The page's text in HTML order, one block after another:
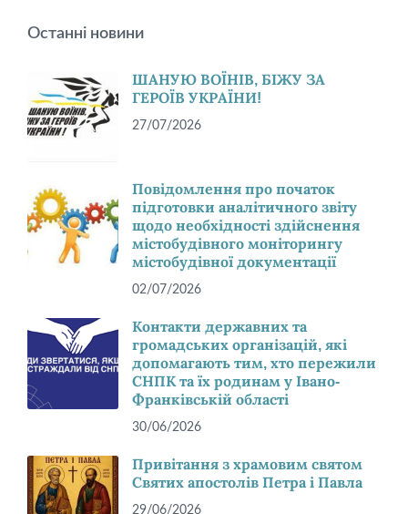
Останні новини
ШАНУЮ ВОЇНІВ, БІЖУ ЗА
ГЕРОЇВ УКРАЇНИ!
27/07/2026
Повідомлення про початок
підготовки аналітичного звіту
щодо необхідності здійснення
містобудівного моніторингу
містобудівної документації
02/07/2026
Контакти державних та
громадських організацій, які
допомагають тим, хто пережили
СНПК та їх родинам у Івано-
Франківській області
30/06/2026
Привітання з храмовим святом
Святих апостолів Петра і Павла
29/06/2026